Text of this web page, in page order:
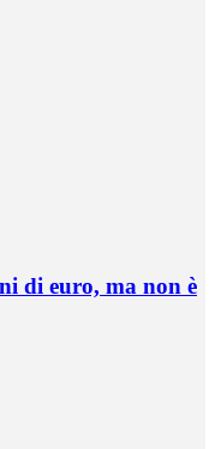
di euro, ma non è